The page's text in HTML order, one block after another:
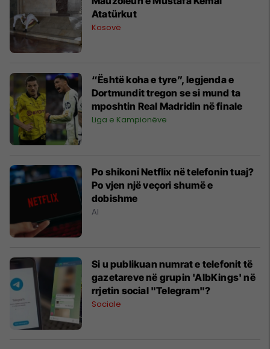
Atatürkut
Kosovë
“Është koha e tyre”, legjenda e
Dortmundit tregon se si mund ta
mposhtin Real Madridin në finale
Liga e Kampionëve
Po shikoni Netflix në telefonin tuaj?
Po vjen një veçori shumë e
dobishme
AI
Si u publikuan numrat e telefonit të
gazetareve në grupin 'AlbKings' në
rrjetin social "Telegram"?
Sociale